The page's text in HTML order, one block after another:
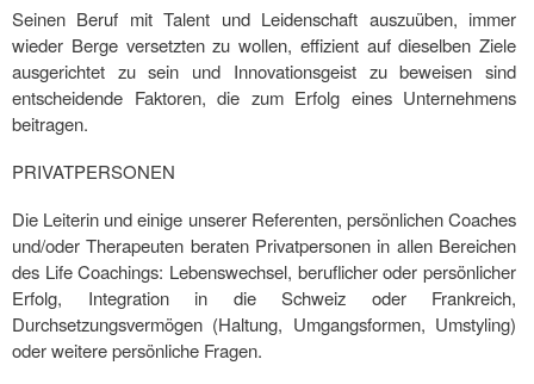
Seinen Beruf mit Talent und Leidenschaft auszuüben, immer
wieder Berge versetzten zu wollen, effizient auf dieselben Ziele
ausgerichtet zu sein und Innovationsgeist zu beweisen sind
entscheidende Faktoren, die zum Erfolg eines Unternehmens
beitragen.
PRIVATPERSONEN
Die Leiterin und einige unserer Referenten, persönlichen Coaches
und/oder Therapeuten beraten Privatpersonen in allen Bereichen
des Life Coachings: Lebenswechsel, beruflicher oder persönlicher
Erfolg, Integration in die Schweiz oder Frankreich,
Durchsetzungsvermögen (Haltung, Umgangsformen, Umstyling)
oder weitere persönliche Fragen.